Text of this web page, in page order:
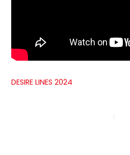
DESIRE LINES 2024